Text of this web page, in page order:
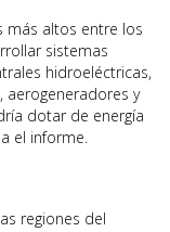
más altos entre los
sistemas
hidroeléctricas,
aerogeneradores y
dotar de energía
el informe.
regiones del